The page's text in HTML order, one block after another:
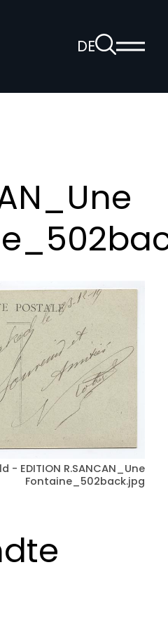
DEZur
Suchseite
- EDITION R.SANCAN_Une
Fontaine_502back.jpg